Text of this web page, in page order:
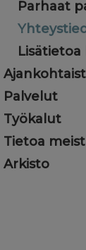
Parhaat
Palvelut
Työkalut
Tietoa
Arkisto